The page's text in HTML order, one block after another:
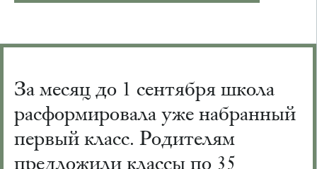
За месяц до 1 сентября школа
расформировала уже набранный
первый класс. Родителям
предложили классы по 35